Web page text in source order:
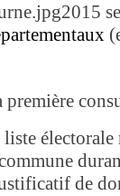
2015
première
électorale
de